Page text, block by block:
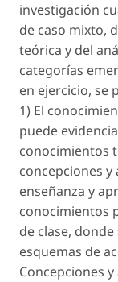
investigación
de caso mixto,
teórica y del
categorías
en ejercicio, se
1) El
puede
conocimientos
concepciones
enseñanza y
conocimientos
de clase,
esquemas de
Concepciones